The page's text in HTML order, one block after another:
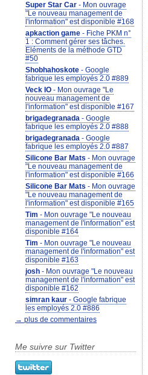
Super Star Car - Mon ouvrage
"Le nouveau management de
l'information" est disponible #168
apkaction game - Fiche PKM n°
1 : Comment gérer ses tâches.
Eléments de la méthode GTD
#50
Shobhahoskote - Google
fabrique les employés 2.0 #889
Veck IO - Mon ouvrage "Le
nouveau management de
l'information" est disponible #167
brigadegranada - Google
fabrique les employés 2.0 #888
brigadegranada - Google
fabrique les employés 2.0 #887
Silicone Bar Mats - Mon ouvrage
"Le nouveau management de
l'information" est disponible #166
Silicone Bar Mats - Mon ouvrage
"Le nouveau management de
l'information" est disponible #165
Tim - Mon ouvrage "Le nouveau
management de l'information" est
disponible #164
Tim - Mon ouvrage "Le nouveau
management de l'information" est
disponible #163
josh - Mon ouvrage "Le nouveau
management de l'information" est
disponible #162
simran kaur - Google fabrique
les employés 2.0 #886
→ plus de commentaires
Me suivre sur Twitter